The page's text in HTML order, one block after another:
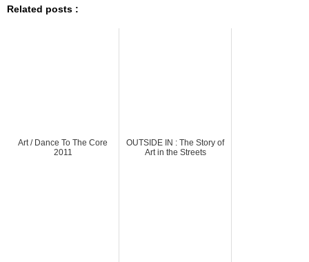
Related posts :
Art / Dance To The Core
2011
OUTSIDE IN : The Story of
Art in the Streets